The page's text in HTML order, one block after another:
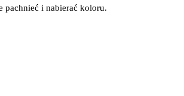
pachnieć i nabierać koloru.